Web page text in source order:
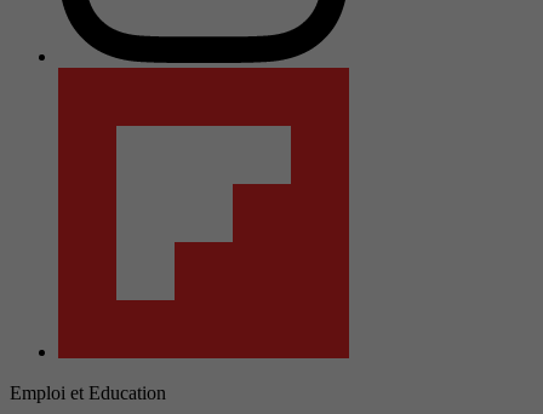
Emploi et Education